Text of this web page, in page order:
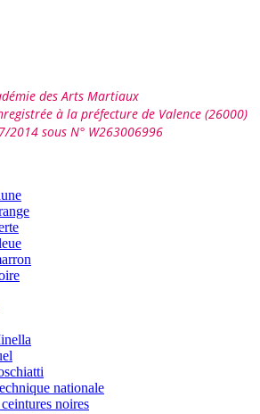
des Arts Martiaux
à la préfecture de Valence (26000)
2014 sous N° W263006996
nationale
noires